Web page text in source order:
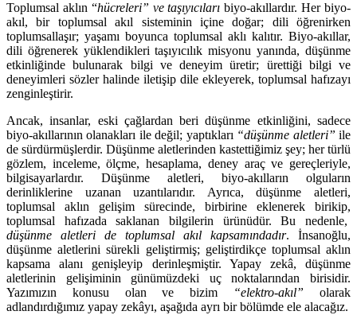
Toplumsal aklın “hücreleri” ve taşıyıcıları biyo-akıllardır. Her biyo-
akıl, bir toplumsal akıl sisteminin içine doğar; dili öğrenirken
toplumsallaşır; yaşamı boyunca toplumsal aklı kalıtır. Biyo-akıllar,
dili öğrenerek yüklendikleri taşıyıcılık misyonu yanında, düşünme
etkinliğinde bulunarak bilgi ve deneyim üretir; ürettiği bilgi ve
deneyimleri sözler halinde iletişip dile ekleyerek, toplumsal hafızayı
zenginleştirir.
Ancak, insanlar, eski çağlardan beri düşünme etkinliğini, sadece
biyo-akıllarının olanakları ile değil; yaptıkları “düşünme aletleri” ile
de sürdürmüşlerdir. Düşünme aletlerinden kastettiğimiz şey; her türlü
gözlem, inceleme, ölçme, hesaplama, deney araç ve gereçleriyle,
bilgisayarlardır. Düşünme aletleri, biyo-akılların olguların
derinliklerine uzanan uzantılarıdır. Ayrıca, düşünme aletleri,
toplumsal aklın gelişim sürecinde, birbirine eklenerek birikip,
toplumsal hafızada saklanan bilgilerin ürünüdür. Bu nedenle,
düşünme aletleri de toplumsal akıl kapsamındadır. İnsanoğlu,
düşünme aletlerini sürekli geliştirmiş; geliştirdikçe toplumsal aklın
kapsama alanı genişleyip derinleşmiştir. Yapay zekâ, düşünme
aletlerinin gelişiminin günümüzdeki uç noktalarından birisidir.
Yazımızın konusu olan ve bizim
“elektro-akıl” olarak
adlandırdığımız yapay zekâyı, aşağıda ayrı bir bölümde ele alacağız.